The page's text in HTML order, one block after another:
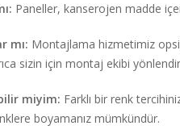
Paneller, kanserojen madde
mı: Montajlama hizmetimiz
sizin için montaj ekibi
miyim: Farklı bir renk
boyamanız mümkündür.